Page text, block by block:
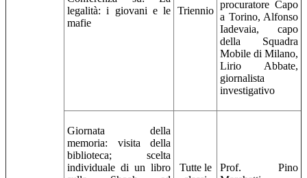
legalità: i giovani e le
mafie
Triennio
procuratore Capo
a Torino, Alfonso
Iadevaia, capo
della Squadra
Mobile di Milano,
Lirio Abbate,
giornalista
investigativo
Giornata della
memoria: visita della
biblioteca; scelta
individuale di un libro
Tutte le
Prof. Pino